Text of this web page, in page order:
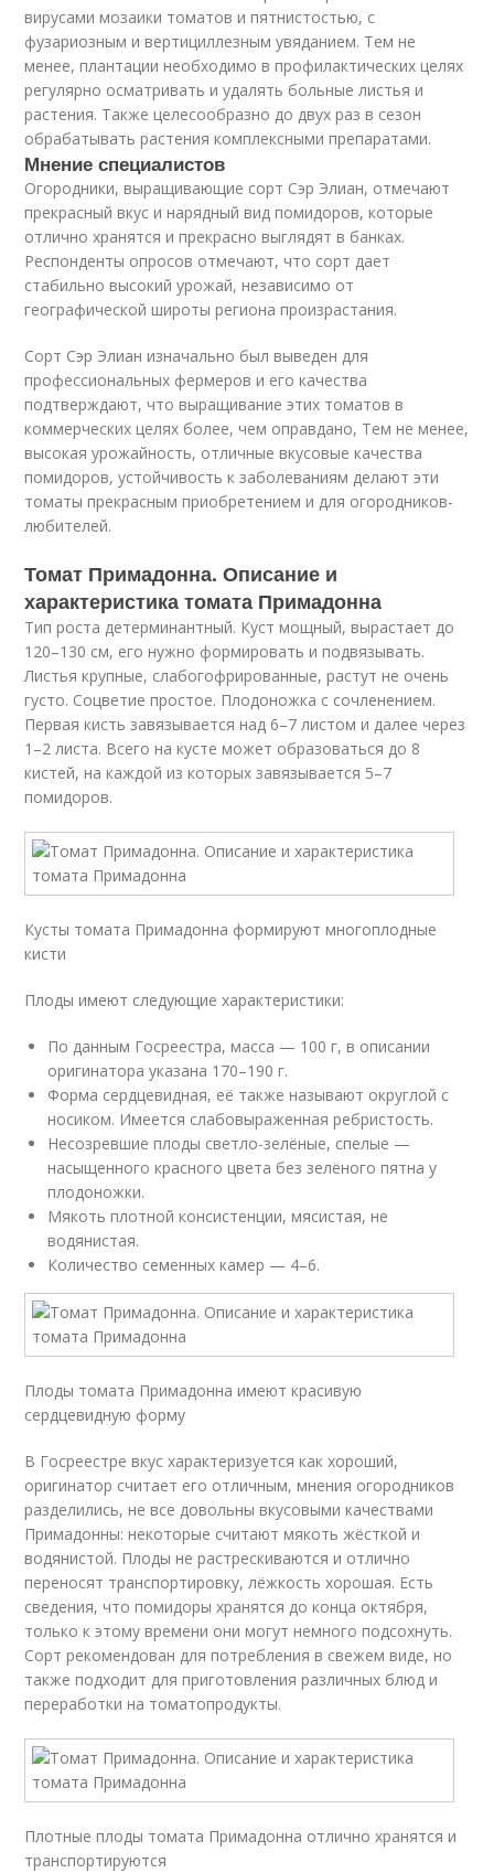
вирусами мозаики томатов и пятнистостью, с
фузариозным и вертициллезным увяданием. Тем не
менее, плантации необходимо в профилактических целях
регулярно осматривать и удалять больные листья и
растения. Также целесообразно до двух раз в сезон
обрабатывать растения комплексными препаратами.
Мнение специалистов
Огородники, выращивающие сорт Сэр Элиан, отмечают
прекрасный вкус и нарядный вид помидоров, которые
отлично хранятся и прекрасно выглядят в банках.
Респонденты опросов отмечают, что сорт дает
стабильно высокий урожай, независимо от
географической широты региона произрастания.
Сорт Сэр Элиан изначально был выведен для
профессиональных фермеров и его качества
подтверждают, что выращивание этих томатов в
коммерческих целях более, чем оправдано, Тем не менее,
высокая урожайность, отличные вкусовые качества
помидоров, устойчивость к заболеваниям делают эти
томаты прекрасным приобретением и для огородников-
любителей.
Томат Примадонна. Описание и
характеристика томата Примадонна
Тип роста детерминантный. Куст мощный, вырастает до
120–130 см, его нужно формировать и подвязывать.
Листья крупные, слабогофрированные, растут не очень
густо. Соцветие простое. Плодоножка с сочленением.
Первая кисть завязывается над 6–7 листом и далее через
1–2 листа. Всего на кусте может образоваться до 8
кистей, на каждой из которых завязывается 5–7
помидоров.
Кусты томата Примадонна формируют многоплодные
кисти
Плоды имеют следующие характеристики:
По данным Госреестра, масса — 100 г, в описании
оригинатора указана 170–190 г.
Форма сердцевидная, её также называют округлой с
носиком. Имеется слабовыраженная ребристость.
Несозревшие плоды светло-зелёные, спелые —
насыщенного красного цвета без зелёного пятна у
плодоножки.
Мякоть плотной консистенции, мясистая, не
водянистая.
Количество семенных камер — 4–6.
Плоды томата Примадонна имеют красивую
сердцевидную форму
В Госреестре вкус характеризуется как хороший,
оригинатор считает его отличным, мнения огородников
разделились, не все довольны вкусовыми качествами
Примадонны: некоторые считают мякоть жёсткой и
водянистой. Плоды не растрескиваются и отлично
переносят транспортировку, лёжкость хорошая. Есть
сведения, что помидоры хранятся до конца октября,
только к этому времени они могут немного подсохнуть.
Сорт рекомендован для потребления в свежем виде, но
также подходит для приготовления различных блюд и
переработки на томатопродукты.
Плотные плоды томата Примадонна отлично хранятся и
транспортируются